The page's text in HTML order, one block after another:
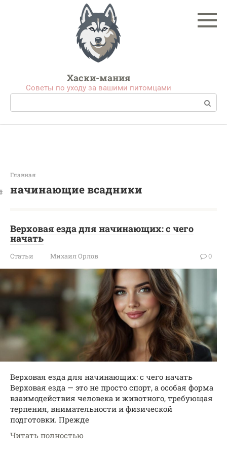
Хаски-мания
Советы по уходу за вашими питомцами
Поиск:
Главная
начинающие всадники
Верховая езда для начинающих: с чего
начать
Статьи Михаил Орлов 0
Верховая езда для начинающих: с чего начать
Верховая езда — это не просто спорт, а особая форма
взаимодействия человека и животного, требующая
терпения, внимательности и физической
подготовки. Прежде
Читать полностью